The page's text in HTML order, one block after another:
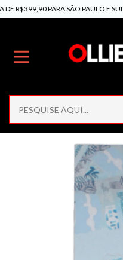
R$399,90 PARA SÃO PAULO E SUL